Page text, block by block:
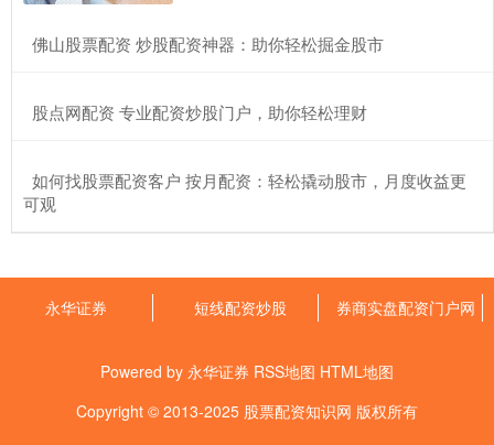
郑州原油期货配资是一种杠杆投资工具，可以放大投资者的资金，
券商实盘配资门户网
股票投资是建立财富和实现财务目标的有效途径。对于初学者来
永华证券 2025-03-15
​佛山股票配资 炒股配资神器：助你轻松掘金股市
​股点网配资 专业配资炒股门户，助你轻松理财
​如何找股票配资客户 按月配资：轻松撬动股市，月度收益更
可观
永华证券 短线配资炒股 券商实盘配资门户网
Powered by 永华证券 RSS地图 HTML地图
Copyright © 2013-2025 股票配资知识网 版权所有